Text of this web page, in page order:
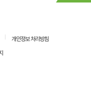
개인정보 처리방침